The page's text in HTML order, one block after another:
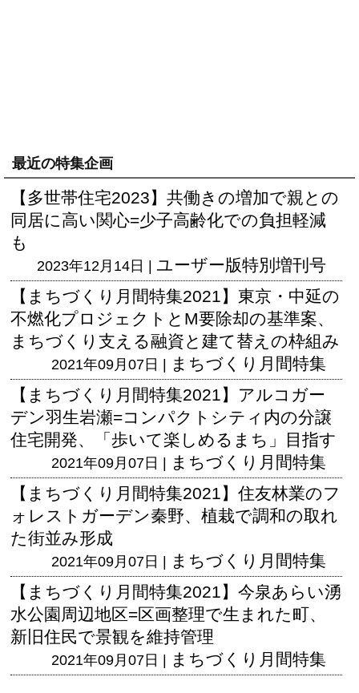
最近の特集企画
【多世帯住宅2023】共働きの増加で親との
同居に高い関心=少子高齢化での負担軽減
も
2023年12月14日 | ユーザー版特別増刊号
【まちづくり月間特集2021】東京・中延の
不燃化プロジェクトとM要除却の基準案、
まちづくり支える融資と建て替えの枠組み
2021年09月07日 | まちづくり月間特集
【まちづくり月間特集2021】アルコガー
デン羽生岩瀬=コンパクトシティ内の分譲
住宅開発、「歩いて楽しめるまち」目指す
2021年09月07日 | まちづくり月間特集
【まちづくり月間特集2021】住友林業のフ
ォレストガーデン秦野、植栽で調和の取れ
た街並み形成
2021年09月07日 | まちづくり月間特集
【まちづくり月間特集2021】今泉あらい湧
水公園周辺地区=区画整理で生まれた町、
新旧住民で景観を維持管理
2021年09月07日 | まちづくり月間特集